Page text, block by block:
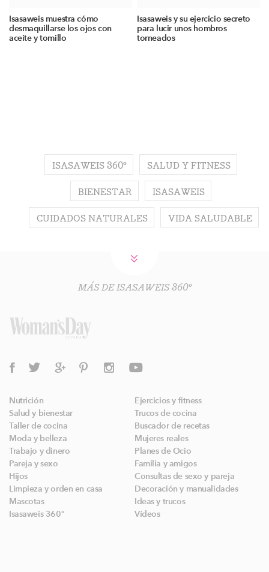
Isasaweis muestra cómo
desmaquillarse los ojos con
aceite y tomillo
Isasaweis y su ejercicio secreto
para lucir unos hombros
torneados
ISASAWEIS 360º SALUD Y FITNESS
BIENESTAR ISASAWEIS
CUIDADOS NATURALES VIDA SALUDABLE
MÁS DE ISASAWEIS 360º
Nutrición
Ejercicios y fitness
Salud y bienestar
Trucos de cocina
Taller de cocina
Buscador de recetas
Moda y belleza
Mujeres reales
Trabajo y dinero
Planes de Ocio
Pareja y sexo
Familia y amigos
Hijos
Consultas de sexo y pareja
Limpieza y orden en casa
Decoración y manualidades
Mascotas
Ideas y trucos
Isasaweis 360º
Vídeos